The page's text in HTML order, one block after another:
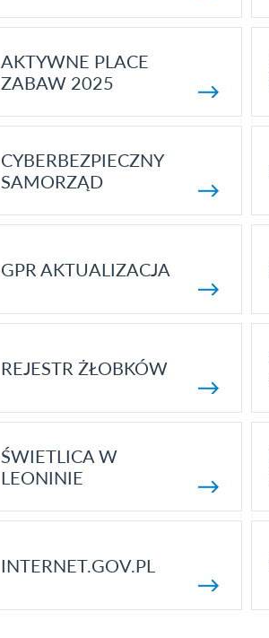
AKTYWNE PLACE
ZABAW 2025
CYBERBEZPIECZNY
SAMORZĄD
GPR AKTUALIZACJA
REJESTR ŻŁOBKÓW
ŚWIETLICA W
LEONINIE
INTERNET.GOV.PL